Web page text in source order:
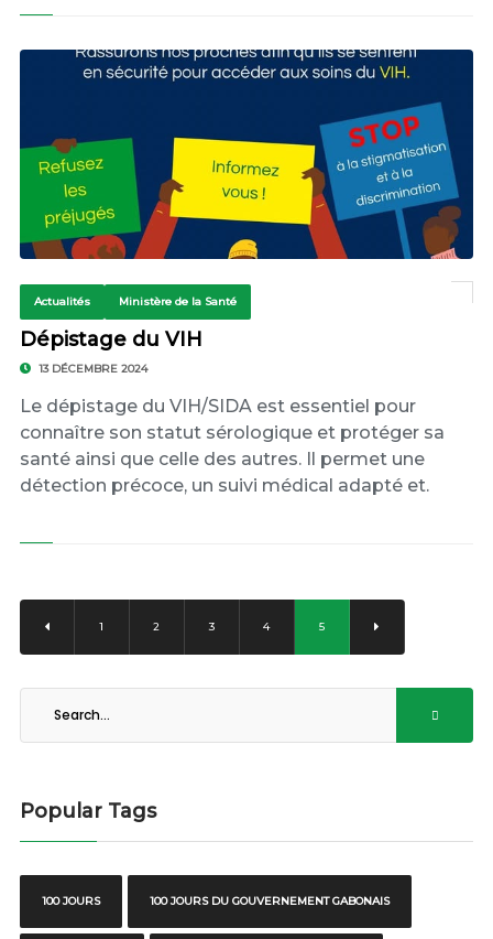
Actualités Ministère de la Santé
Dépistage du VIH
13 DÉCEMBRE 2024
Le dépistage du VIH/SIDA est essentiel pour
connaître son statut sérologique et protéger sa
santé ainsi que celle des autres. Il permet une
détection précoce, un suivi médical adapté et.
1 2 3 4 5
Popular Tags
100 JOURS 100 JOURS DU GOUVERNEMENT GABONAIS